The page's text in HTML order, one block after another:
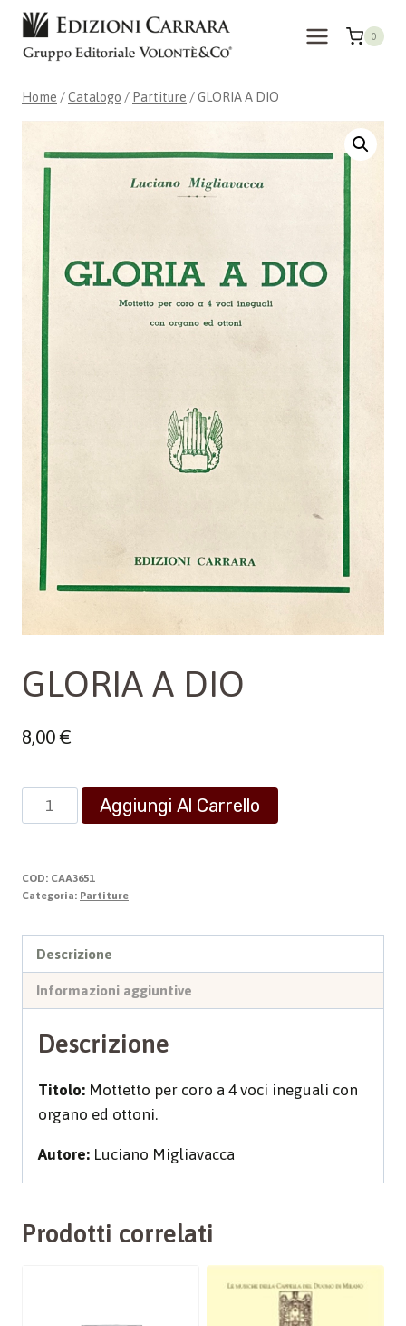
Salta
contenuto
0
Home /Catalogo / Partiture /GLORIA A DIO
GLORIA A DIO
8,00€
GLORIA
A
quantità
Aggiungi Al Carrello
COD: CAA3651
Categoria: Partiture
Descrizione
Informazioni aggiuntive
Descrizione
Titolo: Mottetto per coro a 4 voci ineguali con
organo ed ottoni.
Autore: Luciano Migliavacca
Prodotti correlati